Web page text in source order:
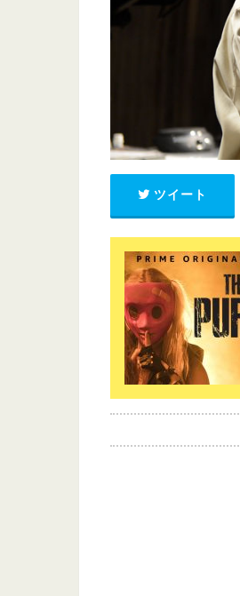
ツイート